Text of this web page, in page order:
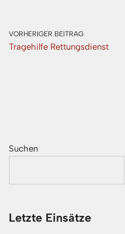
VORHERIGER BEITRAG
Tragehilfe Rettungsdienst
Suchen
Letzte Einsätze